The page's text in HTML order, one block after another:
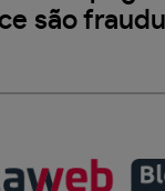
são